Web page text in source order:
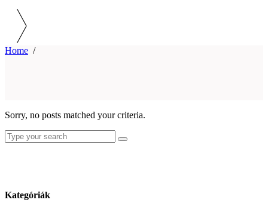
Home /
Sorry, no posts matched your criteria.
Search
for:
Kategóriák